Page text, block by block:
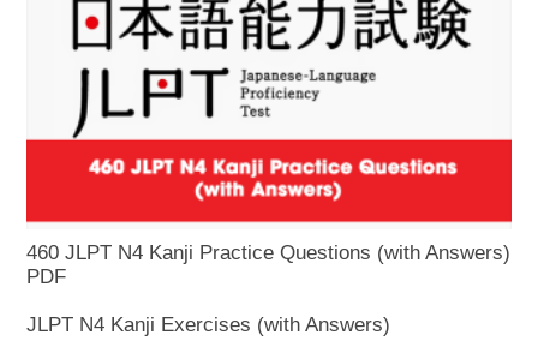
460 JLPT N4 Kanji Practice Questions (with Answers)
PDF
JLPT N4 Kanji Exercises (with Answers)